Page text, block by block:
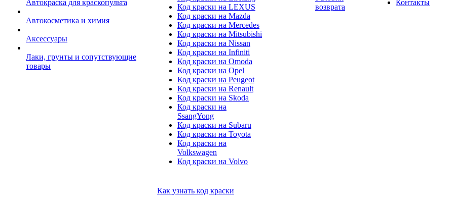
Автокраска для краскопульта
Автокосметика и химия
Аксессуары
Лаки, грунты и сопутствующие
товары
Код краски на LEXUS
Код краски на Mazda
Код краски на Mercedes
Код краски на Mitsubishi
Код краски на Nissan
Код краски на Infiniti
Код краски на Omoda
Код краски на Opel
Код краски на Peugeot
Код краски на Renault
Код краски на Skoda
Код краски на
SsangYong
Код краски на Subaru
Код краски на Toyota
Код краски на
Volkswagen
Код краски на Volvo
возврата
Контакты
Как узнать код краски